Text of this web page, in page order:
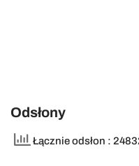
Odsłony
Łącznie odsłon :